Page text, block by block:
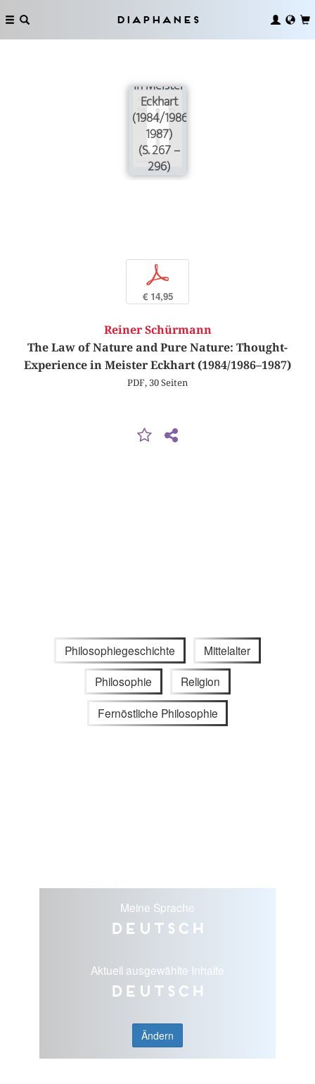
Diaphanes
and Pure
Nature:
in Meister
Eckhart
(1984/1986–
1987)
(S. 267 –
296)
p
€ 14,95
Reiner Schürmann
The Law of Nature and Pure Nature: Thought-
Experience in Meister Eckhart (1984/1986–1987)
PDF, 30 Seiten
Philosophiegeschichte Mittelalter
Philosophie Religion
Fernöstliche Philosophie
Meine Sprache
Deutsch
Aktuell ausgewählte Inhalte
Deutsch
Ändern